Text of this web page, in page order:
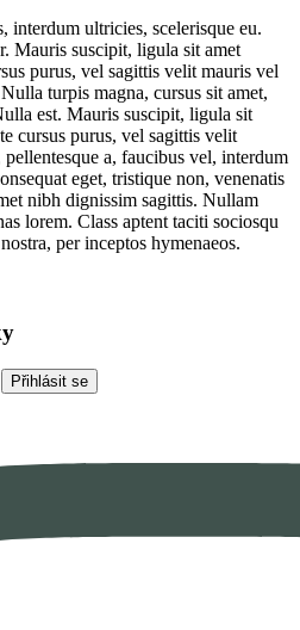
interdum ultricies, scelerisque eu.
Mauris suscipit, ligula sit amet
purus, vel sagittis velit mauris vel
turpis magna, cursus sit amet,
est. Mauris suscipit, ligula sit
cursus purus, vel sagittis velit
a, faucibus vel, interdum
eget, tristique non, venenatis
nibh dignissim sagittis. Nullam
lorem. Class aptent taciti sociosqu
per inceptos hymenaeos.
Přihlásit se